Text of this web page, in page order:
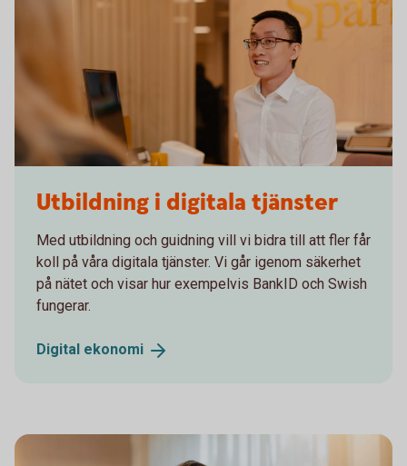
Utbildning i digitala tjänster
Med utbildning och guidning vill vi bidra till att fler får
koll på våra digitala tjänster. Vi går igenom säkerhet
på nätet och visar hur exempelvis BankID och Swish
fungerar.
Digital ekonomi